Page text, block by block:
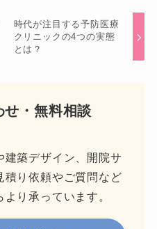
時代が注目する予防医療
クリニックの4つの実態
とは？
せ・無料相談
建築デザイン、開院サ
積り依頼やご質問など
り承っています。